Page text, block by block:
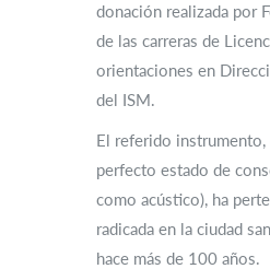
donación realizada por
de las carreras de
orientaciones en
del ISM.
El referido instrumento,
perfecto estado de
como acústico), ha
radicada en la ciudad
hace más de 100 años.